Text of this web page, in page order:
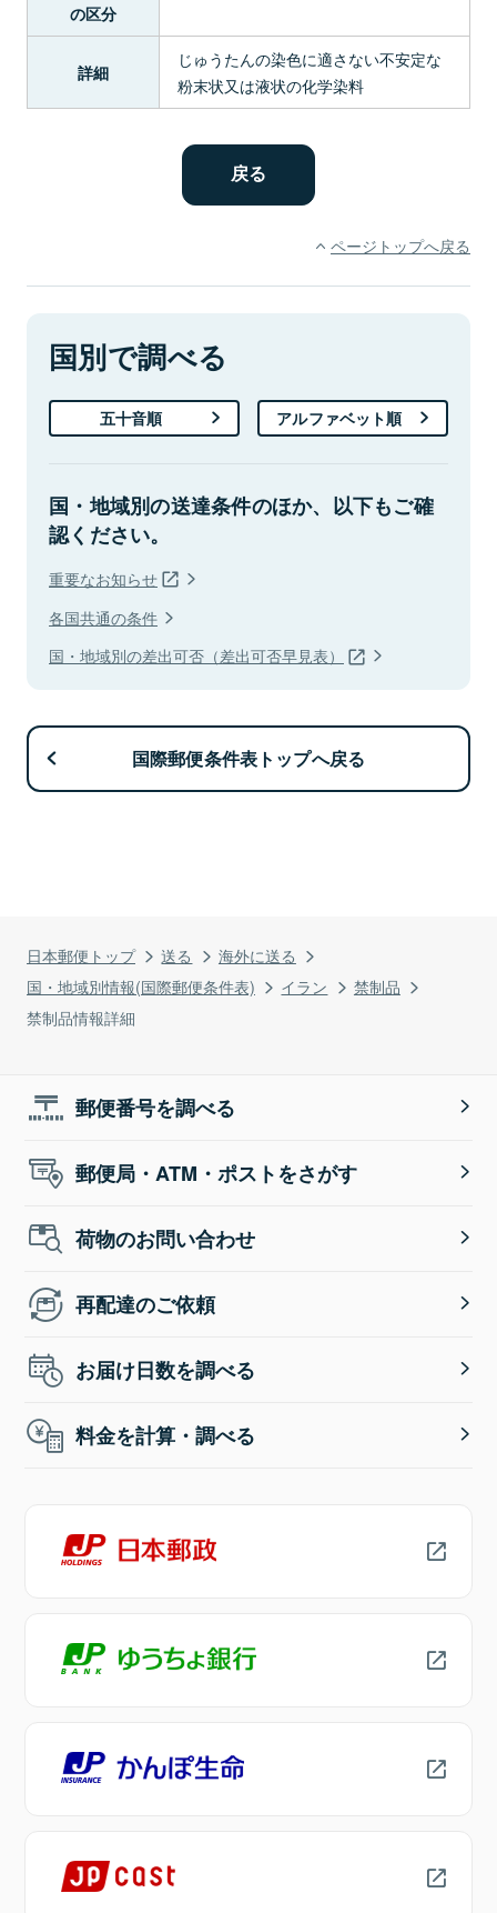
日本郵便トップ 送る
海外に送る
国・地域別情報(国際郵便条件表)
イラン
禁制品
禁制品情報詳細
の区分
詳細
じゅうたんの染色に適さない不安定な
粉末状又は液状の化学染料
ページトップへ戻る
国別で調べる
五十音順 アルファベット順
国・地域別の送達条件のほか、以下もご確
認ください。
重要なお知らせ
各国共通の条件
国・地域別の差出可否（差出可否早見表）
国際郵便条件表トップへ戻る
郵便番号を調べる
郵便局・ATM・ポストをさがす
荷物のお問い合わせ
再配達のご依頼
お届け日数を調べる
料金を計算・調べる